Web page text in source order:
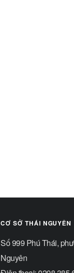
CƠ SỞ THÁI NGUYÊN
Số 999 Phú Thái,
Nguyên